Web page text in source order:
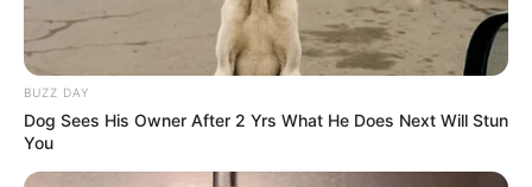
BUZZ DAY
Dog Sees His Owner After 2 Yrs What He Does Next Will Stun
You